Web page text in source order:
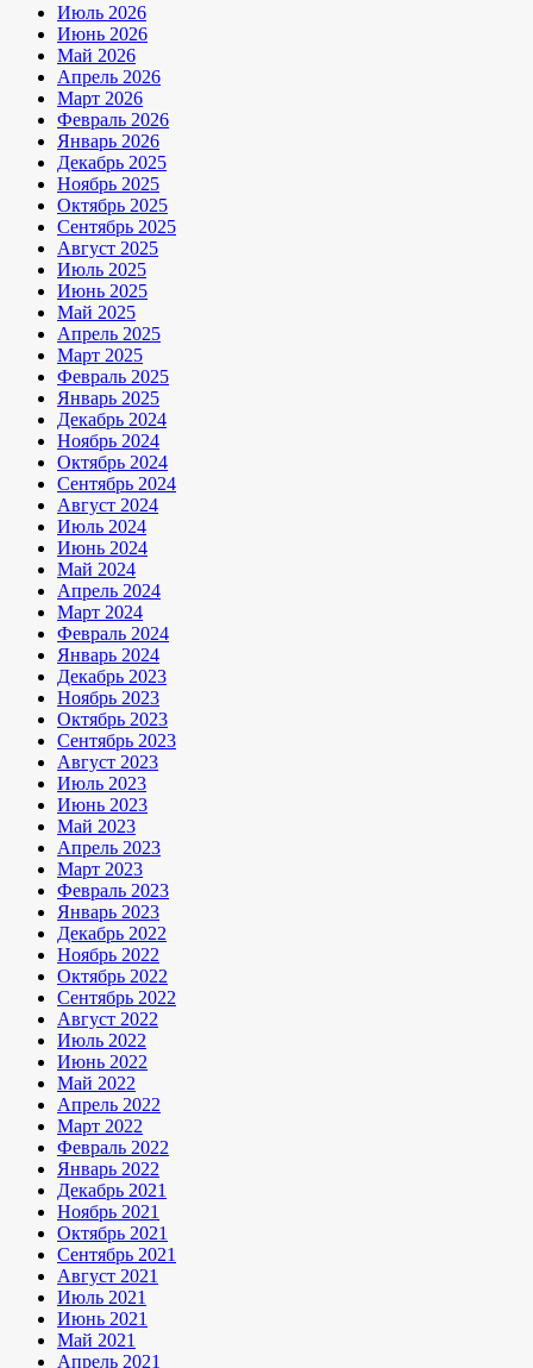
Июль 2026
Июнь 2026
Май 2026
Апрель 2026
Март 2026
Февраль 2026
Январь 2026
Декабрь 2025
Ноябрь 2025
Октябрь 2025
Сентябрь 2025
Август 2025
Июль 2025
Июнь 2025
Май 2025
Апрель 2025
Март 2025
Февраль 2025
Январь 2025
Декабрь 2024
Ноябрь 2024
Октябрь 2024
Сентябрь 2024
Август 2024
Июль 2024
Июнь 2024
Май 2024
Апрель 2024
Март 2024
Февраль 2024
Январь 2024
Декабрь 2023
Ноябрь 2023
Октябрь 2023
Сентябрь 2023
Август 2023
Июль 2023
Июнь 2023
Май 2023
Апрель 2023
Март 2023
Февраль 2023
Январь 2023
Декабрь 2022
Ноябрь 2022
Октябрь 2022
Сентябрь 2022
Август 2022
Июль 2022
Июнь 2022
Май 2022
Апрель 2022
Март 2022
Февраль 2022
Январь 2022
Декабрь 2021
Ноябрь 2021
Октябрь 2021
Сентябрь 2021
Август 2021
Июль 2021
Июнь 2021
Май 2021
Апрель 2021